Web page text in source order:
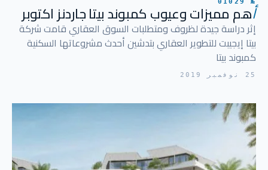
أهم مميزات وعيوب كمبوند بيتا جاردنز اكتوبر
إثر دراسة جيدة لظروف ومتطلبات السوق العقاري قامت شركة
بيتا إيجيبت للتطوير العقاري بتدشين أحدث مشروعاتها السكنية
كمبوند بيتا
25 نوفمبر 2019